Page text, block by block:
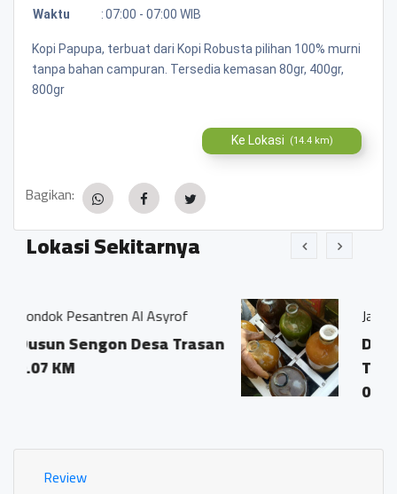
Waktu
:07:00 - 07:00 WIB
Kopi Papupa, terbuat dari Kopi Robusta pilihan 100% murni
tanpa bahan campuran. Tersedia kemasan 80gr, 400gr,
800gr
Ke Lokasi (14.4 km)
Bagikan:
Lokasi Sekitarnya
Asyrof
Trasan
Jamu Tradisisional Madun
Dsn. Sengon RT04/03
Trasan Kec.
0.03 KM
Review